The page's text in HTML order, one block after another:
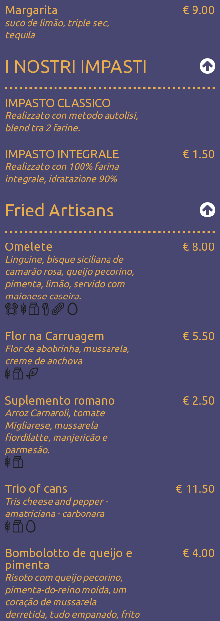
Margarita
suco de limão, triple sec,
tequila
€ 9.00
I NOSTRI IMPASTI
IMPASTO CLASSICO
Realizzato con metodo autolisi,
blend tra 2 farine.
IMPASTO INTEGRALE
Realizzato con 100% farina
integrale, idratazione 90%
€ 1.50
Fried Artisans
Omelete
Linguine, bisque siciliana de
camarão rosa, queijo pecorino,
pimenta, limão, servido com
maionese caseira.
€ 8.00
Flor na Carruagem
Flor de abobrinha, mussarela,
creme de anchova
€ 5.50
Suplemento romano
Arroz Carnaroli, tomate
Migliarese, mussarela
fiordilatte, manjericão e
parmesão.
€ 2.50
Trio of cans
Tris cheese and pepper -
amatriciana - carbonara
€ 11.50
Bombolotto de queijo e
pimenta
Risoto com queijo pecorino,
pimenta-do-reino moída, um
coração de mussarela
derretida, tudo empanado, frito
€ 4.00